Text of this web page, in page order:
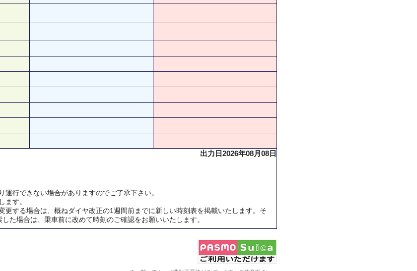
出力日2026年08月08日
行できない場合がありますのでご了承下さい。
す。
更する場合は、概ねダイヤ改正の1週間前までに新しい時刻表を掲載いたします。そ
た場合は、乗車前に改めて時刻のご確認をお願いいたします。